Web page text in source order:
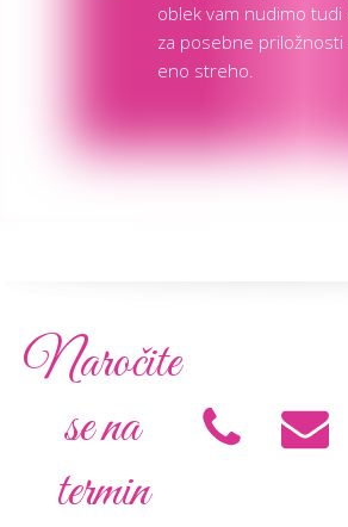
oblek vam nudimo tudi
za posebne priložnosti
eno streho.
Naročite
se na
termin